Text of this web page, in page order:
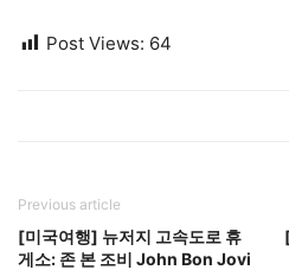
Post Views: 64
Previous article
[미국여행] 뉴저지 고속도로 휴
게소: 존 본 조비 John Bon Jovi